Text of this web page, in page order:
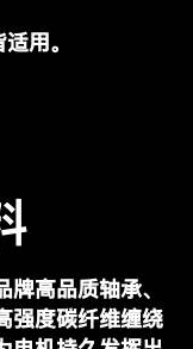
用。
牌高品质轴承、
强度碳纤维缠绕